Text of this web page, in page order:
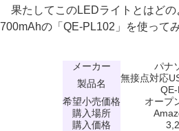
果たしてこのLEDライトとはどの
700mAhの「QE-PL102」を使ってみ
メーカー
パナ
製品名
無接点対応
希望小売価格
オープ
購入場所
購入価格